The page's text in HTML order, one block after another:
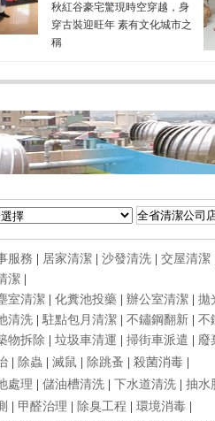
秋紅谷豪宅驚現時空穿越，身
穿古裝迎旺年 素有文化城市之
稱
服務 居家清潔 沙發清洗 交屋清潔
潔
室清潔 化糞池投藥 辦公室清潔 拋
清洗 |駐點包月清潔 不鏽鋼翻新 不
物拆除 垃圾車清運 掃街車派遣 廢
除蟲 滅鼠 除跳蚤 殺菌消毒
處理 儲油槽清洗 下水道清洗 抽水
甲醛治理 除臭工程 環境消毒